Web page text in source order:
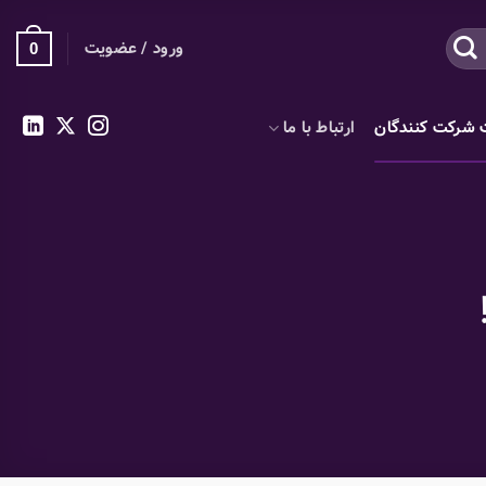
ورود / عضویت 0
شرکت کنندگان ارتباط با ما